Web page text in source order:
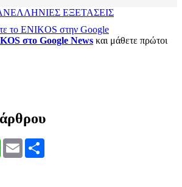
ΕΞΕΤΑΣΕΙΣ
το ENIKOS στην Google
στο Google News και μάθετε πρώτοι
WhatsApp
Email